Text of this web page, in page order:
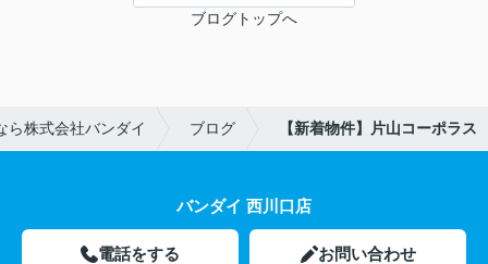
ブログトップへ
ら株式会社バンダイ ブログ 【新着物件】片山コーポラス
バンダイ 西川口店
電話をする お問い合わせ